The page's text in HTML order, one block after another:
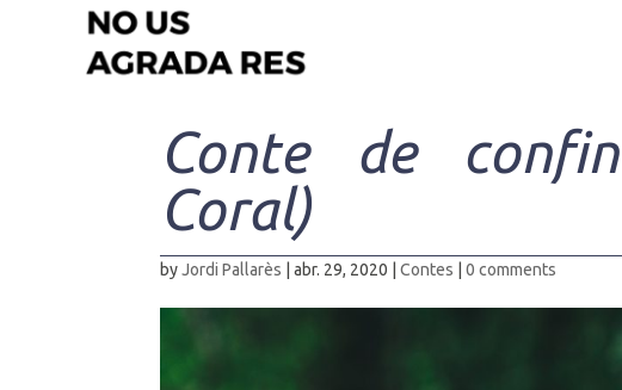
Conte de
Coral)
byJordi Pallarès |abr. 29, 2020 |Contes |0 comments